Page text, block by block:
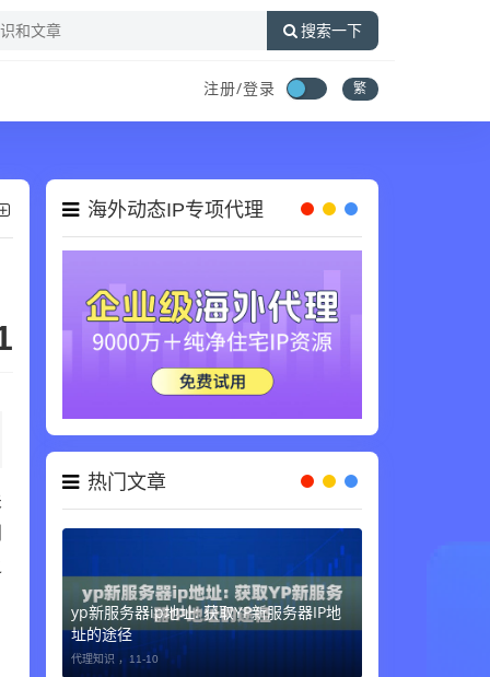
搜索一下
注册/登录 繁
海外动态IP专项代理
热门文章
yp新服务器ip地址: 获取YP新服务器IP地
址的途径